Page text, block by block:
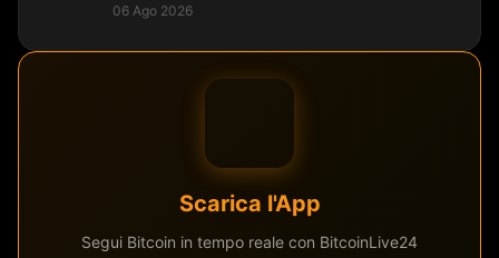
06 Ago 2026
Scarica l'App
Segui Bitcoin in tempo reale con BitcoinLive24